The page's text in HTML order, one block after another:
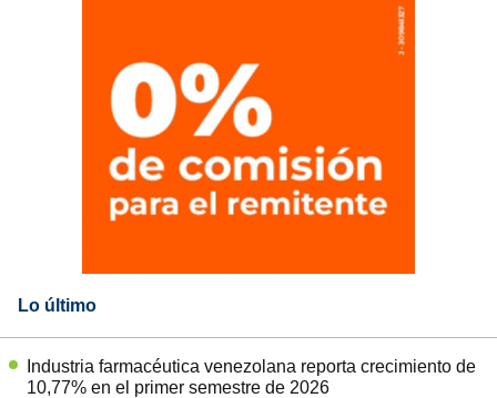
Lo último
Industria farmacéutica venezolana reporta crecimiento de
10,77% en el primer semestre de 2026